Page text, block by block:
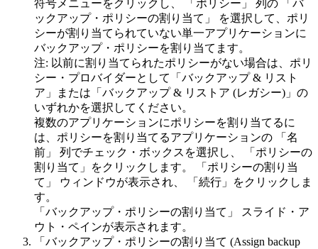
符号メニューをクリックし、
「ポリシー」 列の
「バ
ックアップ・ポリシーの割り当て」
を選択して、ポリ
シーが割り当てられていない単一アプリケーションに
バックアップ・ポリシーを割り当てます。
注: 以前に割り当てられたポリシーがない場合は、ポリ
シー・プロバイダーとして「バックアップ & リスト
ア」または「バックアップ & リストア (レガシー)」の
いずれかを選択してください。
複数のアプリケーションにポリシーを割り当てるに
は、ポリシーを割り当てるアプリケーションの
「名
前」
列でチェック・ボックスを選択し、
「ポリシーの
割り当て」
をクリックします。
「ポリシーの割り当
て」
ウィンドウが表示され、 「続行」
をクリックしま
す。
「バックアップ・ポリシーの割り当て」
スライド・ア
ウト・ペインが表示されます。
「バックアップ・ポリシーの割り当て (Assign backup